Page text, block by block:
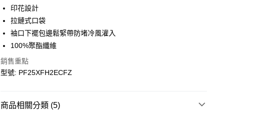
Google Pay
運送方式
每筆NT$90，滿NT$899(含以上)免運費
每筆NT$399，滿NT$18,000(含以上)免運費
印花設計
拉鏈式口袋
袖口下襬包邊鬆緊帶防堵冷風灌入
100%聚酯纖維
銷售重點
型號: PF25XFH2ECFZ
商品相關分類 (5)